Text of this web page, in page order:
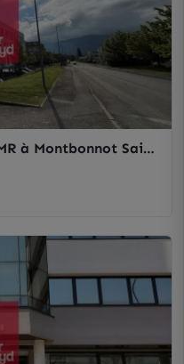
à Montbonnot Saint